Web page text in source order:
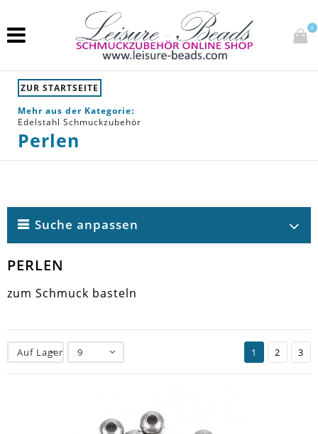
0
ZUR STARTSEITE
Mehr aus der Kategorie:
Edelstahl Schmuckzubehör
Perlen
Suche anpassen
PERLEN
zum Schmuck basteln
Auf Lager 9 1 2 3